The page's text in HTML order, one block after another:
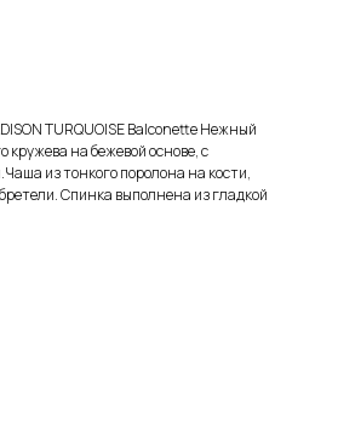
TURQUOISE Balconette Нежный
кружева на бежевой основе, с
из тонкого поролона на кости,
Спинка выполнена из гладкой